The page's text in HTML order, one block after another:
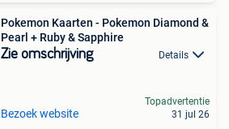
Pokemon Kaarten - Pokemon Diamond &
Pearl + Ruby & Sapphire
Zie omschrijving Details
Bezoek website
Topadvertentie
31 jul 26